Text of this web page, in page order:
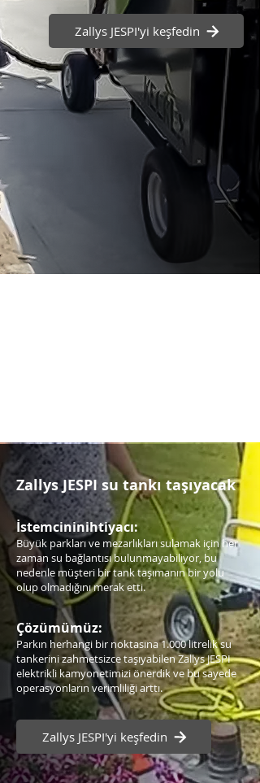
Zallys JESPI'yi keşfedin
Zallys JESPI su tankı taşıyacak
İstemcininihtiyacı:
Büyük parkları ve mezarlıkları sulamak için her
zaman su bağlantısı bulunmayabiliyor, bu
nedenle müşteri bir tank taşımanın bir yolu
olup olmadığını merak etti.
Çözümümüz:
Parkın herhangi bir noktasına 1.000 litrelik su
tankerini zahmetsizce taşıyabilen Zallys JESPI
elektrikli kamyonetimizi önerdik ve bu sayede
operasyonların verimliliği arttı.
Zallys JESPI'yi keşfedin